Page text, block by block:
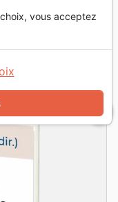
Service
favorite_border
vous acceptez